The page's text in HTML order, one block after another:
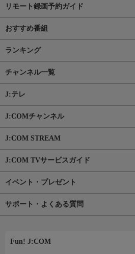
リモート録画予約ガイド
おすすめ番組
ランキング
チャンネル一覧
J:テレ
J:COMチャンネル
J:COM STREAM
J:COM TVサービスガイド
イベント・プレゼント
サポート・よくある質問
Fun! J:COM